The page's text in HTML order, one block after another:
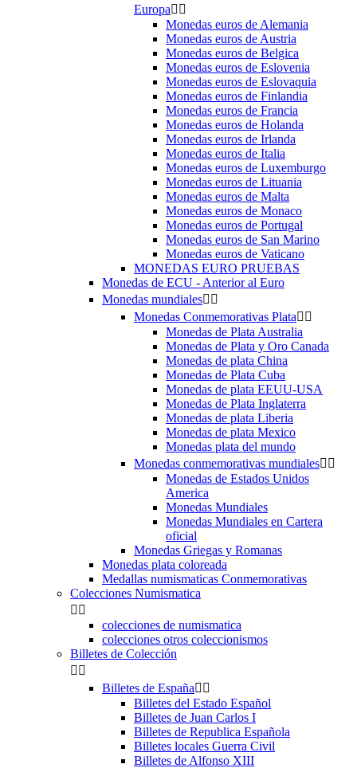
Europa 
Monedas euros de Alemania
Monedas euros de Austria
Monedas euros de Belgica
Monedas euros de Eslovenia
Monedas euros de Eslovaquia
Monedas euros de Finlandia
Monedas euros de Francia
Monedas euros de Holanda
Monedas euros de Irlanda
Monedas euros de Italia
Monedas euros de Luxemburgo
Monedas euros de Lituania
Monedas euros de Malta
Monedas euros de Monaco
Monedas euros de Portugal
Monedas euros de San Marino
Monedas euros de Vaticano
MONEDAS EURO PRUEBAS
Monedas de ECU - Anterior al Euro
Monedas mundiales 
Monedas Conmemorativas Plata 
Monedas de Plata Australia
Monedas de Plata y Oro Canada
Monedas de plata China
Monedas de Plata Cuba
Monedas de plata EEUU-USA
Monedas de Plata Inglaterra
Monedas de plata Liberia
Monedas de plata Mexico
Monedas plata del mundo
Monedas conmemorativas mundiales 
Monedas de Estados Unidos
America
Monedas Mundiales
Monedas Mundiales en Cartera
oficial
Monedas Griegas y Romanas
Monedas plata coloreada
Medallas numismaticas Conmemorativas
Colecciones Numismatica
 
colecciones de numismatica
colecciones otros coleccionismos
Billetes de Colección
 
Billetes de España 
Billetes del Estado Español
Billetes de Juan Carlos I
Billetes de Republica Española
Billetes locales Guerra Civil
Billetes de Alfonso XIII